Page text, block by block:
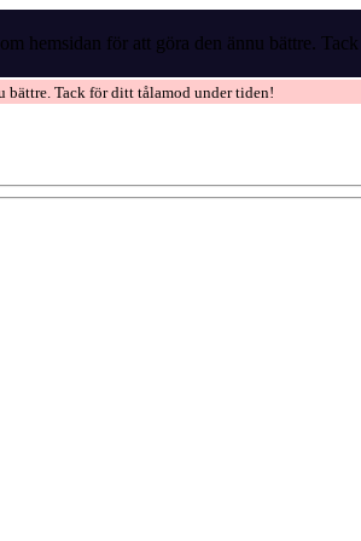
hemsidan för att göra den ännu bättre.
bättre. Tack för ditt tålamod under tiden!